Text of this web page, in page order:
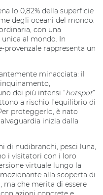
lo 0,82% della superficie
degli oceani del mondo.
con una
al mondo. In
rappresenta un
minacciata: il
dei più intensi “hotspot”
a rischio l’equilibrio di
proteggerlo, è nato
inizia dalla
di nudibranchi, pesci luna,
i visitatori con i loro
virtuale lungo la
alla scoperta di
ma che merita di essere